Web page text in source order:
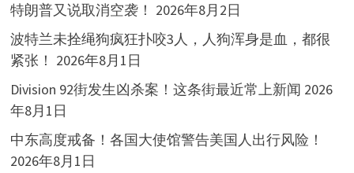
特朗普又说取消空袭！ 2026年8月2日
波特兰未拴绳狗疯狂扑咬3人，人狗浑身是血，都很
紧张！ 2026年8月1日
Division 92街发生凶杀案！这条街最近常上新闻 2026
年8月1日
中东高度戒备！各国大使馆警告美国人出行风险！
2026年8月1日